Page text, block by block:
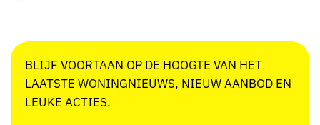
BLIJF VOORTAAN OP DE HOOGTE VAN HET
LAATSTE WONINGNIEUWS, NIEUW AANBOD EN
LEUKE ACTIES.